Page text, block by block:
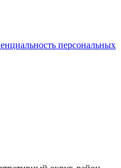
персональных